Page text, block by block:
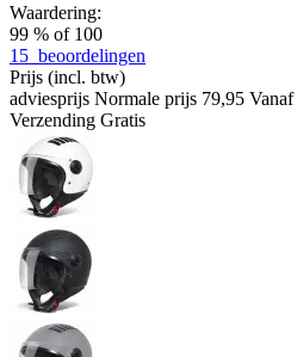
Waardering:
99 % of 100
15 beoordelingen
Prijs (incl. btw)
adviesprijs Normale prijs 79,95 Vanaf
Verzending Gratis